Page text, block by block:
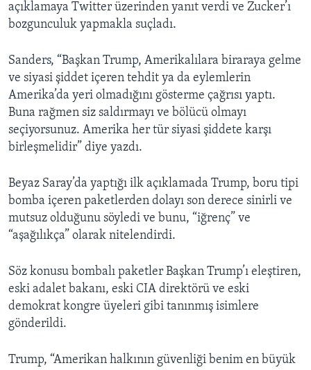
açıklamaya Twitter üzerinden yanıt verdi ve Zucker’ı
bozgunculuk yapmakla suçladı.
Sanders, “Başkan Trump, Amerikalılara biraraya gelme
ve siyasi şiddet içeren tehdit ya da eylemlerin
Amerika’da yeri olmadığını gösterme çağrısı yaptı.
Buna rağmen siz saldırmayı ve bölücü olmayı
seçiyorsunuz. Amerika her tür siyasi şiddete karşı
birleşmelidir” diye yazdı.
Beyaz Saray’da yaptığı ilk açıklamada Trump, boru tipi
bomba içeren paketlerden dolayı son derece sinirli ve
mutsuz olduğunu söyledi ve bunu, “iğrenç” ve
“aşağılıkça” olarak nitelendirdi.
Söz konusu bombalı paketler Başkan Trump’ı eleştiren,
eski adalet bakanı, eski CIA direktörü ve eski
demokrat kongre üyeleri gibi tanınmış isimlere
gönderildi.
Trump, “Amerikan halkının güvenliği benim en büyük